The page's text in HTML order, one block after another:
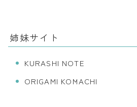
姉妹サイト
KURASHI NOTE
ORIGAMI KOMACHI